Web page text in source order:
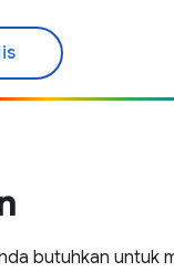
butuhkan untuk